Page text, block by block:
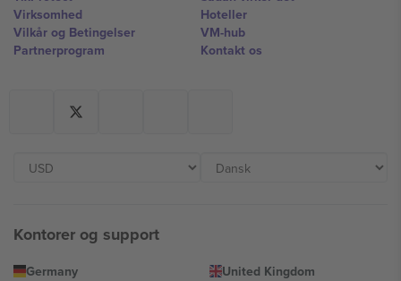
Virksomhed
Vilkår og Betingelser
Partnerprogram
Hoteller
VM-hub
Kontakt os
Kontorer og support
Germany
United Kingdom